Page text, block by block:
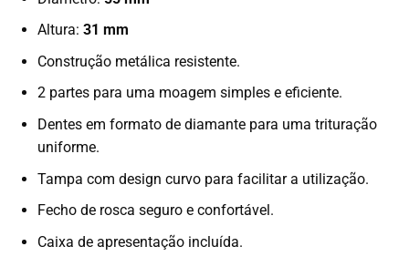
Altura: 31 mm
Construção metálica resistente.
2 partes para uma moagem simples e eficiente.
Dentes em formato de diamante para uma trituração
uniforme.
Tampa com design curvo para facilitar a utilização.
Fecho de rosca seguro e confortável.
Caixa de apresentação incluída.